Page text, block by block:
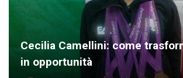
Cecilia Camellini: come
in opportunità